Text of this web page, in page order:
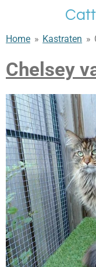
naar
hoofdinhoud
Home » Kastraten »
Chelsey